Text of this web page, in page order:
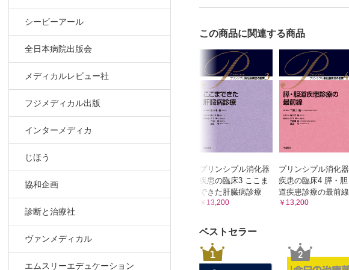
シービーアール
全日本病院出版会
メディカルレビュー社
フジメディカル出版
インターメディカ
じほう
協和企画
診断と治療社
ヴァンメディカル
エムスリーエデュケーション
胃リンパ腫
胃・十二指腸神経内分泌腫瘍
外傷
Mallory-Weiss症候群
特発性食道破裂
上部消化管異物
食道・胃静脈瘤
GAVEとDAVE
ミニレクチャー
食物アレルギー
口腔内細菌と消化器疾患
GNAS mutationと胃腫瘍
この商品に関連する商品
プリンシプル消化器
疾患の臨床3 ここま
できた肝臓病診療
￥13,200
プリンシプル消化器
疾患の臨床4 膵・胆
道疾患診療の最前線
￥13,200
ベストセラー
1 2